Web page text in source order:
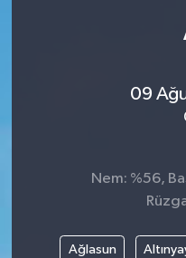
09
Nem: %56,
Ağlasun